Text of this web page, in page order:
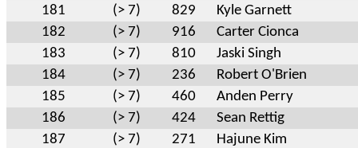
181
(> 7) 829
Kyle Garnett
182
(> 7) 916
Carter Cionca
183
(> 7) 810
Jaski Singh
184
(> 7) 236
Robert O'Brien
185
(> 7) 460
Anden Perry
186
(> 7) 424
Sean Rettig
187
(> 7) 271
Hajune Kim